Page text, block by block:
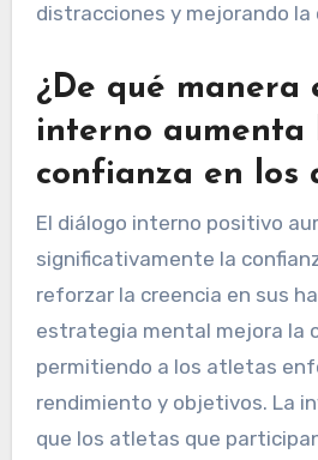
distracciones y mejorando
¿De qué manera
interno aumenta
confianza en los
El diálogo interno positivo
significativamente la
reforzar la creencia en sus
estrategia mental mejora la
permitiendo a los atletas
rendimiento y objetivos. La
que los atletas que